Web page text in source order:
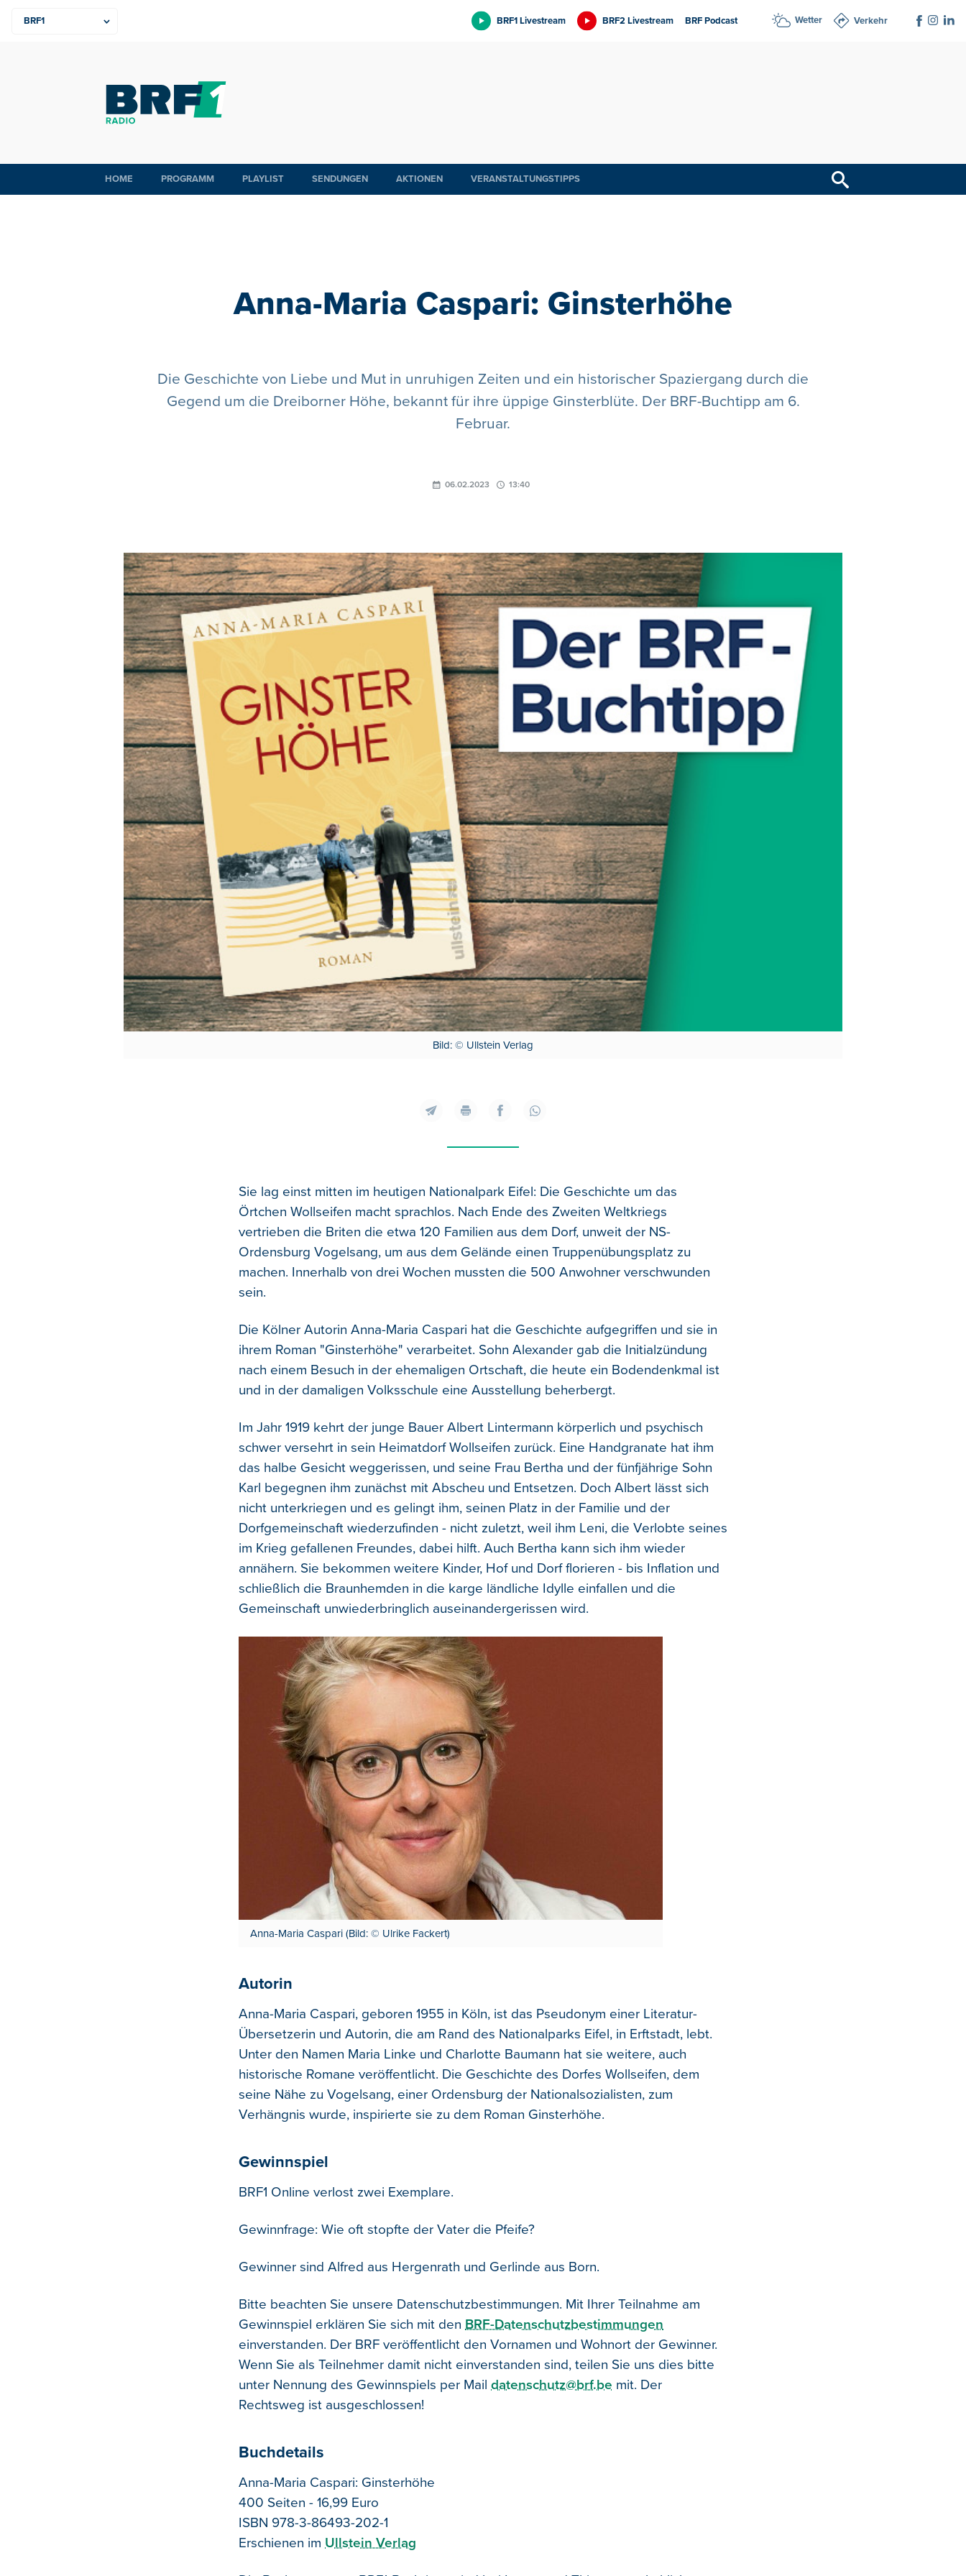
BRF1 Livestream BRF2 Livestream BRF Podcast Wetter Verkehr
HOME PROGRAMM PLAYLIST SENDUNGEN AKTIONEN VERANSTALTUNGSTIPPS
Anna-Maria Caspari: Ginsterhöhe
Die Geschichte von Liebe und Mut in unruhigen Zeiten und ein historischer Spaziergang durch die
Gegend um die Dreiborner Höhe, bekannt für ihre üppige Ginsterblüte. Der BRF-Buchtipp am 6.
Februar.
06.02.2023 13:40
Bild: © Ullstein Verlag
Sie lag einst mitten im heutigen Nationalpark Eifel: Die Geschichte um das
Örtchen Wollseifen macht sprachlos. Nach Ende des Zweiten Weltkriegs
vertrieben die Briten die etwa 120 Familien aus dem Dorf, unweit der NS-
Ordensburg Vogelsang, um aus dem Gelände einen Truppenübungsplatz zu
machen. Innerhalb von drei Wochen mussten die 500 Anwohner verschwunden
sein.
Die Kölner Autorin Anna-Maria Caspari hat die Geschichte aufgegriffen und sie in
ihrem Roman "Ginsterhöhe" verarbeitet. Sohn Alexander gab die Initialzündung
nach einem Besuch in der ehemaligen Ortschaft, die heute ein Bodendenkmal ist
und in der damaligen Volksschule eine Ausstellung beherbergt.
Im Jahr 1919 kehrt der junge Bauer Albert Lintermann körperlich und psychisch
schwer versehrt in sein Heimatdorf Wollseifen zurück. Eine Handgranate hat ihm
das halbe Gesicht weggerissen, und seine Frau Bertha und der fünfjährige Sohn
Karl begegnen ihm zunächst mit Abscheu und Entsetzen. Doch Albert lässt sich
nicht unterkriegen und es gelingt ihm, seinen Platz in der Familie und der
Dorfgemeinschaft wiederzufinden - nicht zuletzt, weil ihm Leni, die Verlobte seines
im Krieg gefallenen Freundes, dabei hilft. Auch Bertha kann sich ihm wieder
annähern. Sie bekommen weitere Kinder, Hof und Dorf florieren - bis Inflation und
schließlich die Braunhemden in die karge ländliche Idylle einfallen und die
Gemeinschaft unwiederbringlich auseinandergerissen wird.
Anna-Maria Caspari (Bild: © Ulrike Fackert)
Autorin
Anna-Maria Caspari, geboren 1955 in Köln, ist das Pseudonym einer Literatur-
Übersetzerin und Autorin, die am Rand des Nationalparks Eifel, in Erftstadt, lebt.
Unter den Namen Maria Linke und Charlotte Baumann hat sie weitere, auch
historische Romane veröffentlicht. Die Geschichte des Dorfes Wollseifen, dem
seine Nähe zu Vogelsang, einer Ordensburg der Nationalsozialisten, zum
Verhängnis wurde, inspirierte sie zu dem Roman Ginsterhöhe.
Gewinnspiel
BRF1 Online verlost zwei Exemplare.
Gewinnfrage: Wie oft stopfte der Vater die Pfeife?
Gewinner sind Alfred aus Hergenrath und Gerlinde aus Born.
Bitte beachten Sie unsere Datenschutzbestimmungen. Mit Ihrer Teilnahme am
Gewinnspiel erklären Sie sich mit den BRF-Datenschutzbestimmungen
einverstanden. Der BRF veröffentlicht den Vornamen und Wohnort der Gewinner.
Wenn Sie als Teilnehmer damit nicht einverstanden sind, teilen Sie uns dies bitte
unter Nennung des Gewinnspiels per Mail datenschutz@brf.be mit. Der
Rechtsweg ist ausgeschlossen!
Buchdetails
Anna-Maria Caspari: Ginsterhöhe
400 Seiten - 16,99 Euro
ISBN 978-3-86493-202-1
Erschienen im Ullstein Verlag